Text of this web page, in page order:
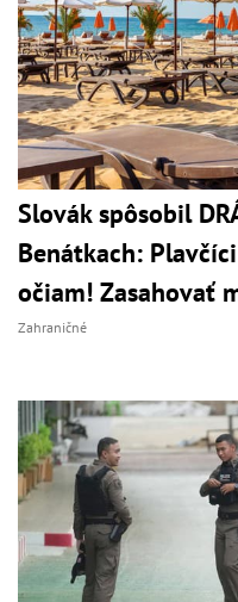
Slovák spôsobil
Benátkach:
očiam! Zasahovať
Zahraničné